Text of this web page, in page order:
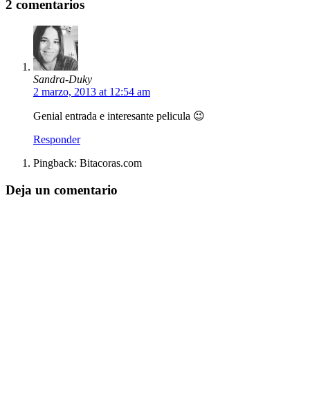
2 comentarios
Sandra-Duky
2 marzo, 2013 at 12:54 am
Genial entrada e interesante pelicula 😉
Responder
Pingback: Bitacoras.com
Deja un comentario